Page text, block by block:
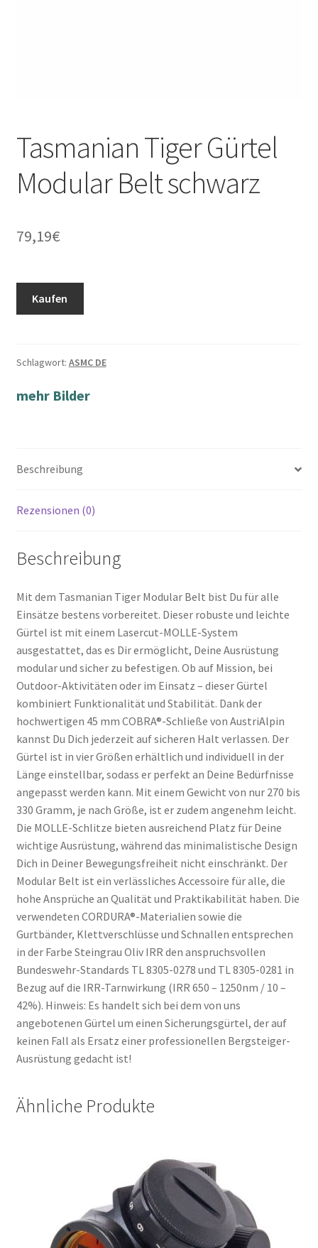
Tasmanian Tiger Gürtel
Modular Belt schwarz
79,19€
Kaufen
Schlagwort: ASMC DE
mehr Bilder
Beschreibung
Rezensionen (0)
Beschreibung
Mit dem Tasmanian Tiger Modular Belt bist Du für alle
Einsätze bestens vorbereitet. Dieser robuste und leichte
Gürtel ist mit einem Lasercut-MOLLE-System
ausgestattet, das es Dir ermöglicht, Deine Ausrüstung
modular und sicher zu befestigen. Ob auf Mission, bei
Outdoor-Aktivitäten oder im Einsatz – dieser Gürtel
kombiniert Funktionalität und Stabilität. Dank der
hochwertigen 45 mm COBRA®-Schließe von AustriAlpin
kannst Du Dich jederzeit auf sicheren Halt verlassen. Der
Gürtel ist in vier Größen erhältlich und individuell in der
Länge einstellbar, sodass er perfekt an Deine Bedürfnisse
angepasst werden kann. Mit einem Gewicht von nur 270 bis
330 Gramm, je nach Größe, ist er zudem angenehm leicht.
Die MOLLE-Schlitze bieten ausreichend Platz für Deine
wichtige Ausrüstung, während das minimalistische Design
Dich in Deiner Bewegungsfreiheit nicht einschränkt. Der
Modular Belt ist ein verlässliches Accessoire für alle, die
hohe Ansprüche an Qualität und Praktikabilität haben. Die
verwendeten CORDURA®-Materialien sowie die
Gurtbänder, Klettverschlüsse und Schnallen entsprechen
in der Farbe Steingrau Oliv IRR den anspruchsvollen
Bundeswehr-Standards TL 8305-0278 und TL 8305-0281 in
Bezug auf die IRR-Tarnwirkung (IRR 650 – 1250nm / 10 –
42%). Hinweis: Es handelt sich bei dem von uns
angebotenen Gürtel um einen Sicherungsgürtel, der auf
keinen Fall als Ersatz einer professionellen Bergsteiger-
Ausrüstung gedacht ist!
Ähnliche Produkte